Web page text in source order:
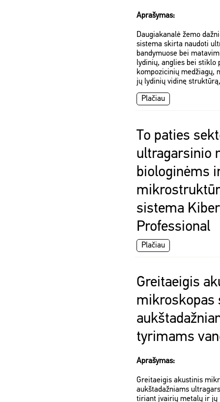
Aprašymas:
Daugiakanalė žemo
sistema skirta naudoti
bandymuose bei
lydinių, anglies bei stiklo
kompozicinių medžiagų,
jų lydinių vidinę
Plačiau
To paties
ultragarsinio
biologinėms
sistema
Professional
Plačiau
Greitaeigis
mikroskopas
tyrimams
Aprašymas:
Greitaeigis akustinis
aukštadažniams
tiriant įvairių metalų ir jų